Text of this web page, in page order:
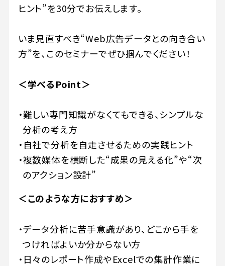
ヒント”を30分でお伝えします。
いま見直すべき“Web広告データとの向き合い
方”を、このセミナーでぜひ掴んでください！
＜学べるPoint＞
難しい専門知識がなくてもできる、シンプルな
分析の考え方
自社で分析を自走させるための実践ヒント
複数媒体を横断した“成果の見える化”や“次
のアクション設計”
＜このような方におすすめ＞
データ分析に苦手意識があり、どこから手を
つければよいか分からない方
日々のレポート作成やExcelでの集計作業に